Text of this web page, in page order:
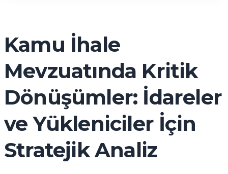
Kamu İhale
Mevzuatında Kritik
Dönüşümler: İdareler
ve Yükleniciler İçin
Stratejik Analiz